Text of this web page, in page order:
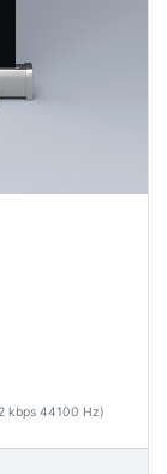
kbps 44100 Hz)